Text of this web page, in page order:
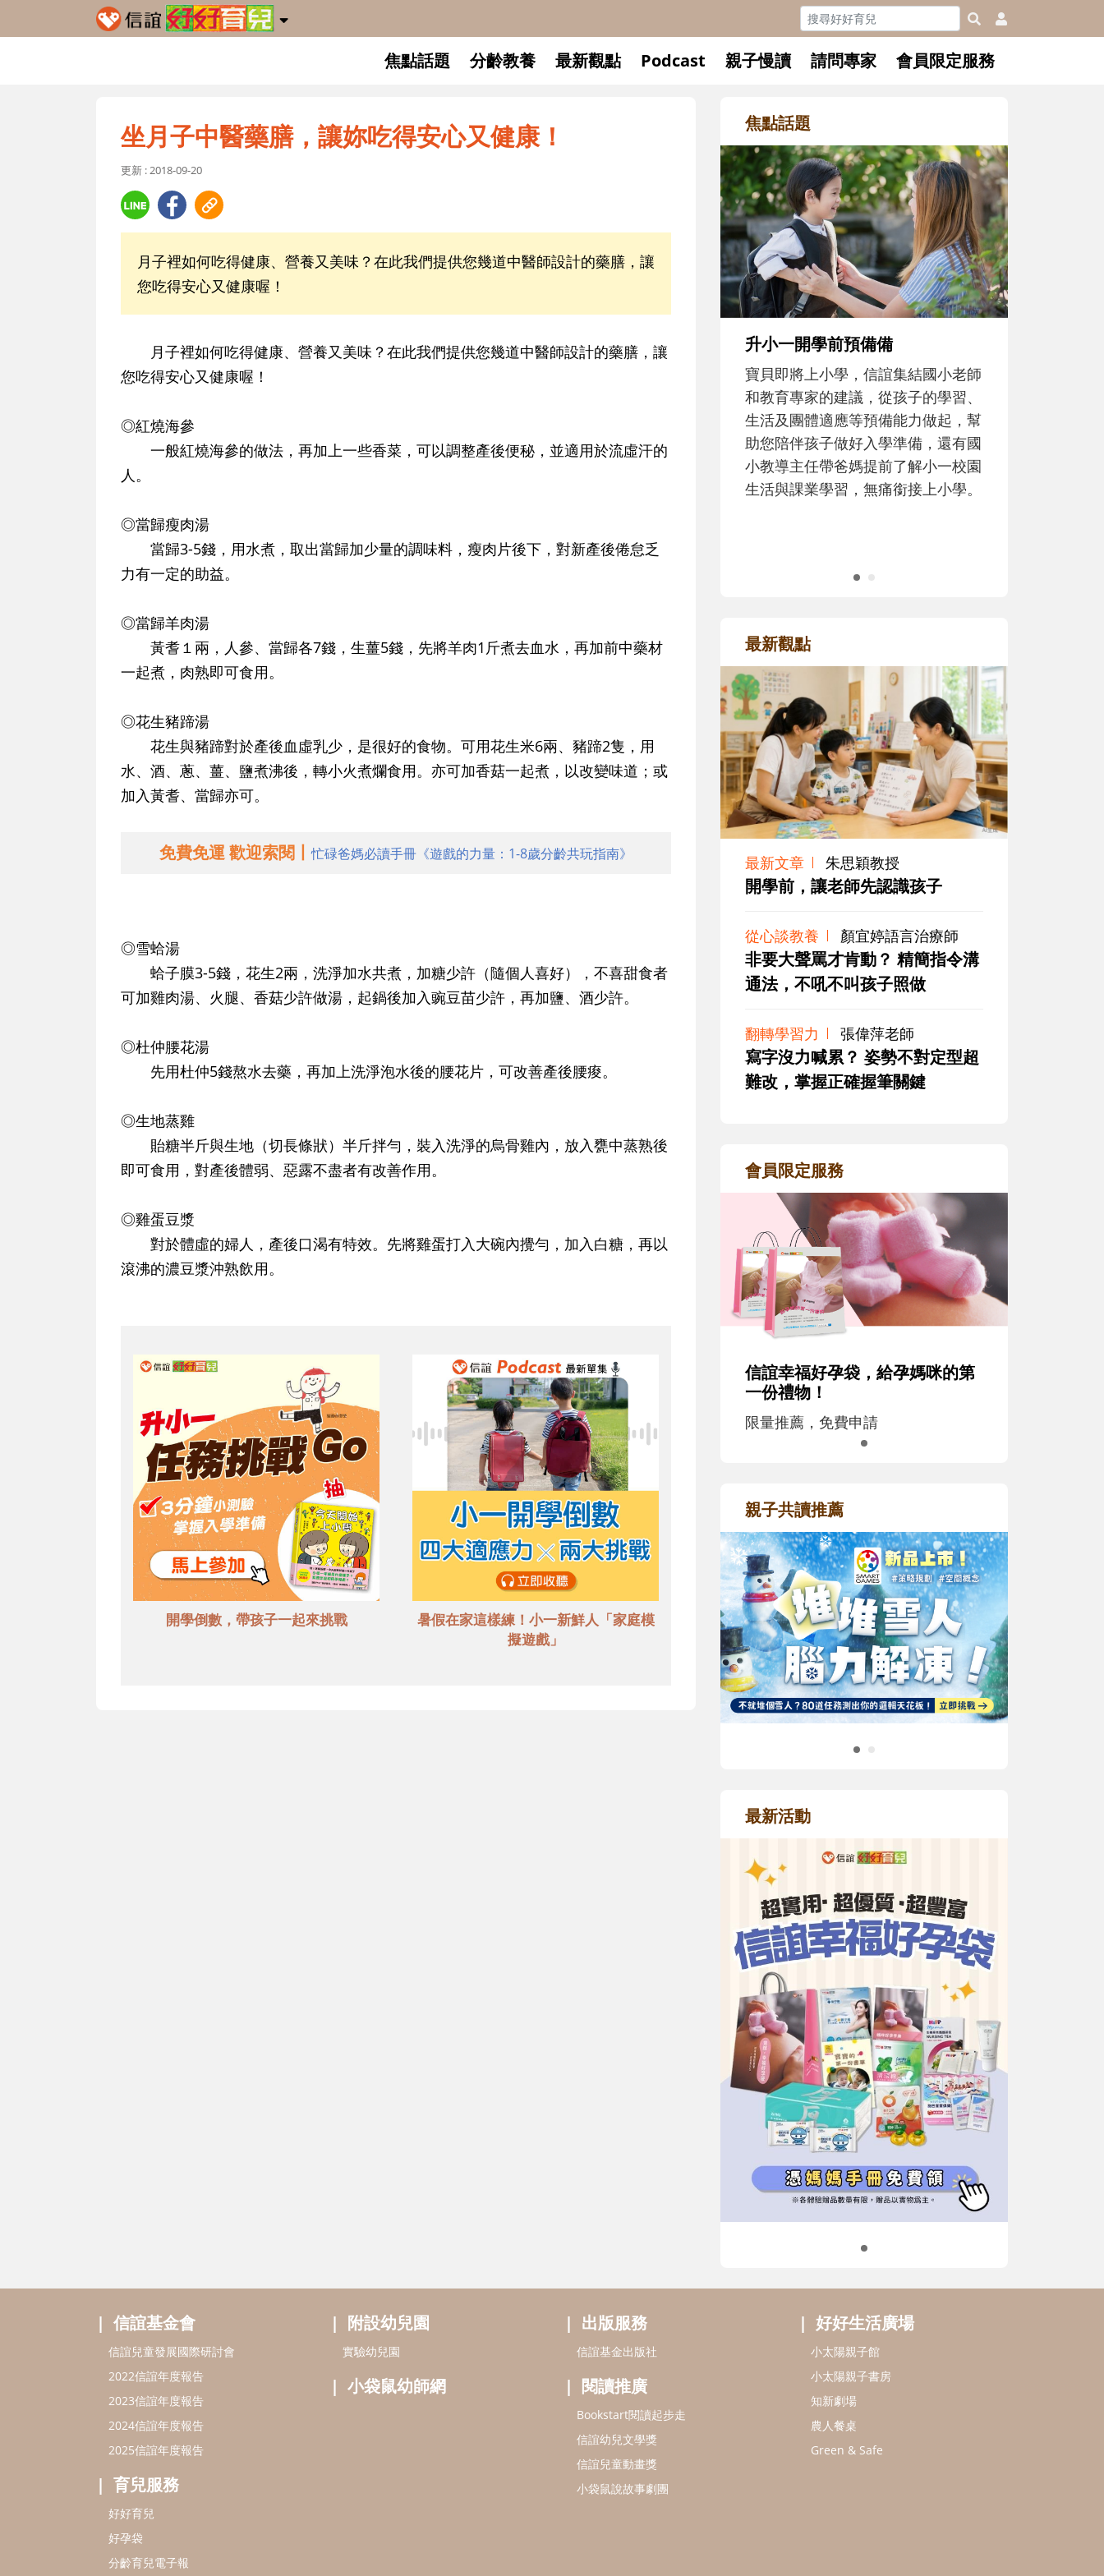
焦點話題 分齡教養 最新觀點 Podcast 親子慢讀 請問專家 會員限定服務
坐月子中醫藥膳，讓妳吃得安心又健康！
更新 : 2018-09-20
月子裡如何吃得健康、營養又美味？在此我們提供您幾道中醫師設計的藥膳，讓
您吃得安心又健康喔！
月子裡如何吃得健康、營養又美味？在此我們提供您幾道中醫師設計的藥膳，讓
您吃得安心又健康喔！
◎紅燒海參
一般紅燒海參的做法，再加上一些香菜，可以調整產後便秘，並適用於流虛汗的
人。
◎當歸瘦肉湯
當歸3-5錢，用水煮，取出當歸加少量的調味料，瘦肉片後下，對新產後倦怠乏
力有一定的助益。
◎當歸羊肉湯
黃耆１兩，人參、當歸各7錢，生薑5錢，先將羊肉1斤煮去血水，再加前中藥材
一起煮，肉熟即可食用。
◎花生豬蹄湯
花生與豬蹄對於產後血虛乳少，是很好的食物。可用花生米6兩、豬蹄2隻，用
水、酒、蔥、薑、鹽煮沸後，轉小火煮爛食用。亦可加香菇一起煮，以改變味道；或
加入黃耆、當歸亦可。
免費免運 歡迎索閱丨忙碌爸媽必讀手冊《遊戲的力量：1-8歲分齡共玩指南》
◎雪蛤湯
蛤子膜3-5錢，花生2兩，洗淨加水共煮，加糖少許（隨個人喜好），不喜甜食者
可加雞肉湯、火腿、香菇少許做湯，起鍋後加入豌豆苗少許，再加鹽、酒少許。
◎杜仲腰花湯
先用杜仲5錢熬水去藥，再加上洗淨泡水後的腰花片，可改善產後腰痠。
◎生地蒸雞
貽糖半斤與生地（切長條狀）半斤拌勻，裝入洗淨的烏骨雞內，放入甕中蒸熟後
即可食用，對產後體弱、惡露不盡者有改善作用。
◎雞蛋豆漿
對於體虛的婦人，產後口渴有特效。先將雞蛋打入大碗內攪勻，加入白糖，再以
滾沸的濃豆漿沖熟飲用。
開學倒數，帶孩子一起來挑戰
暑假在家這樣練！小一新鮮人「家庭模
擬遊戲」
焦點話題
升小一開學前預備備
助您陪伴孩子做好入學準備，還有國
和孩子一起長大的那個男人│讀
懂父親的不同模樣
沒有人天生就擅長當爸爸！男人總是
在一次次「前所未有」的體驗中，跟
著孩子一起長大。從給予安全感的肢
體遊戲，到獨立自主、角色認同及解
決問題的能力養成。爸爸正嘗試用不
同的模樣，參與孩子每個重要的成長
歷程。
最新觀點
最新文章 朱思穎教授
開學前，讓老師先認識孩子
從心談教養 顏宜婷語言治療師
非要大聲罵才肯動？ 精簡指令溝
通法，不吼不叫孩子照做
翻轉學習力 張偉萍老師
寫字沒力喊累？ 姿勢不對定型超
難改，掌握正確握筆關鍵
會員限定服務
信誼幸福好孕袋，給孕媽咪的第
一份禮物！
限量推薦，免費申請
親子共讀推薦
最新活動
信誼基金會
信誼兒童發展國際研討會
2022信誼年度報告
2023信誼年度報告
2024信誼年度報告
2025信誼年度報告
育兒服務
好好育兒
好孕袋
分齡育兒電子報
附設幼兒園
實驗幼兒園
小袋鼠幼師網
出版服務
信誼基金出版社
閱讀推廣
Bookstart閱讀起步走
信誼幼兒文學獎
信誼兒童動畫獎
小袋鼠說故事劇團
好好生活廣場
小太陽親子館
小太陽親子書房
知新劇場
農人餐桌
Green & Safe